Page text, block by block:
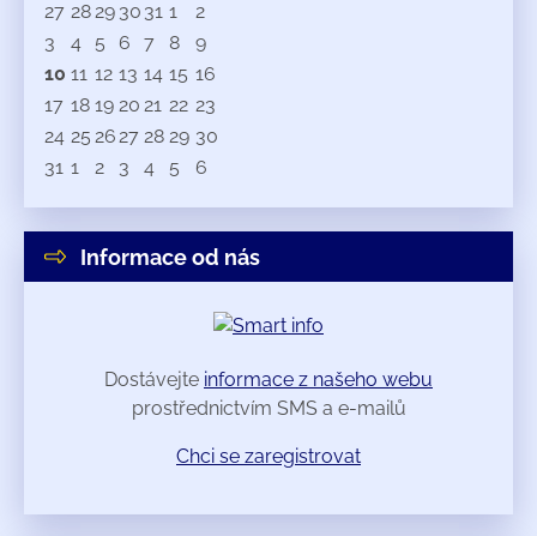
27 2829 30 31 1
2
3
4 5 6 7 8
9
10 11 12 13 14 15 16
17 18 19 20 21 22 23
24 25 2627 28 29 30
31 1 2 3 4 5 6
Informace od nás
Dostávejte informace z našeho webu
prostřednictvím SMS a e-mailů
Chci se zaregistrovat